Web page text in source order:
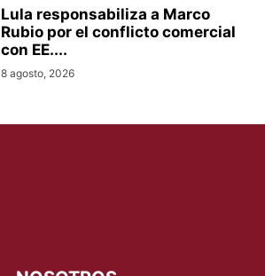
Lula responsabiliza a Marco
Rubio por el conflicto comercial
con EE....
8 agosto, 2026